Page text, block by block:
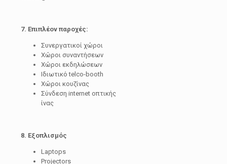
7. Επιπλέον παροχές:
Συνεργατικοί χώροι
Χώροι συναντήσεων
Χώροι εκδηλώσεων
Ιδιωτικό telco-booth
Χώροι κουζίνας
Σύνδεση internet οπτικής
ίνας
8. Εξοπλισμός
Laptops
Projectors